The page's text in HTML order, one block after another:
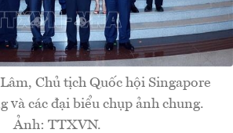
Chủ tịch Quốc hội Singapore
và các đại biểu chụp ảnh chung.
Ảnh: TTXVN.